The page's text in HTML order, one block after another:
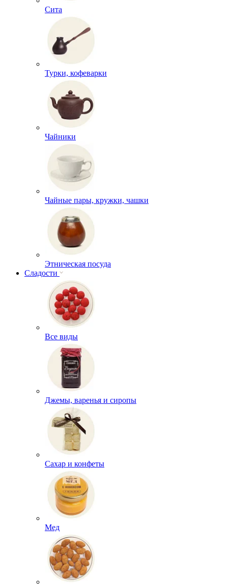
Сита
Турки, кофеварки
Чайники
Чайные пары, кружки, чашки
Этническая посуда
Сладости
Все виды
Джемы, варенья и сиропы
Сахар и конфеты
Мед